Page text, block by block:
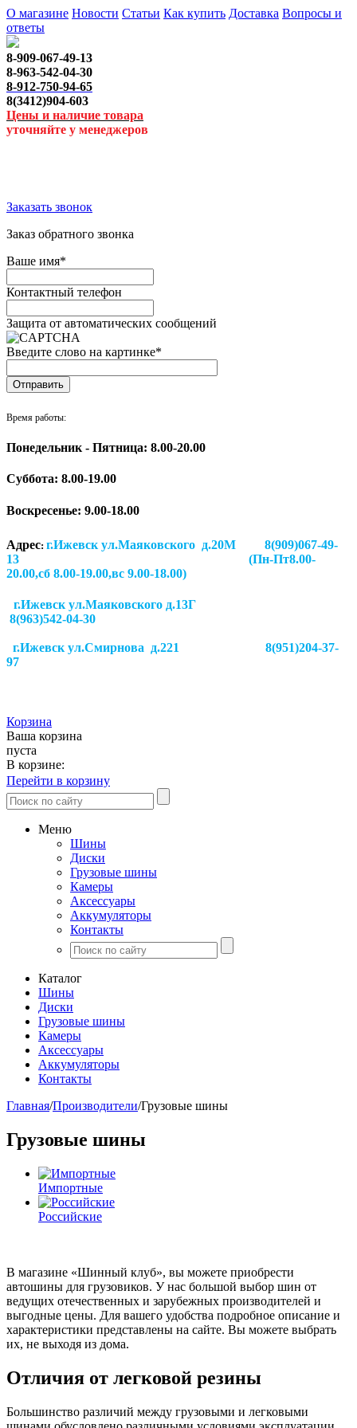
О магазине Новости Статьи Как купить Доставка Вопросы и
ответы
8-909-067-49-13
8-963-542-04-30
8-912-750-94-65
8(3412)904-603
Цены и наличие товара
уточняйте у менеджеров
Заказать звонок
Заказ обратного звонка
Ваше имя*
Контактный телефон
Защита от автоматических сообщений
Введите слово на картинке*
Время работы:
Понедельник - Пятница: 8.00-20.00
Суббота: 8.00-19.00
Воскресенье: 9.00-18.00
Адрес: г.Ижевск ул.Маяковского д.20М 8(909)067-49-
13 (Пн-Пт8.00-
20.00,сб 8.00-19.00,вс 9.00-18.00)
г.Ижевск ул.Маяковского д.13Г
8(963)542-04-30
г.Ижевск ул.Смирнова д.221
8(951)204-37-
97
Корзина
Ваша корзина
пуста
В корзине:
Перейти в корзину
Меню
Шины
Диски
Грузовые шины
Камеры
Аксессуары
Аккумуляторы
Контакты
Каталог
Шины
Диски
Грузовые шины
Камеры
Аксессуары
Аккумуляторы
Контакты
Главная/Производители/Грузовые шины
Грузовые шины
Импортные
Российские
В магазине «Шинный клуб», вы можете приобрести
автошины для грузовиков. У нас большой выбор шин от
ведущих отечественных и зарубежных производителей и
выгодные цены. Для вашего удобства подробное описание и
характеристики представлены на сайте. Вы можете выбрать
их, не выходя из дома.
Отличия от легковой резины
Большинство различий между грузовыми и легковыми